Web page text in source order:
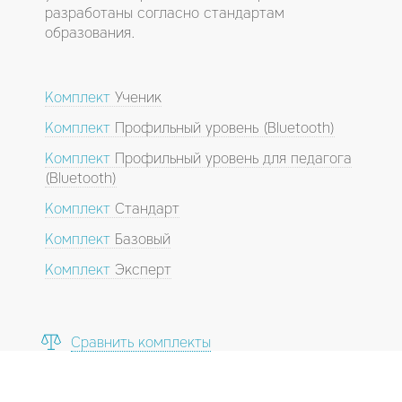
разработаны согласно стандартам
образования.
Комплект Ученик
Комплект Профильный уровень (Bluetooth)
Комплект Профильный уровень для педагога
(Bluetooth)
Комплект Стандарт
Комплект Базовый
Комплект Эксперт
Сравнить комплекты